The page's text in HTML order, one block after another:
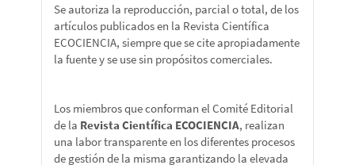
Se autoriza la reproducción, parcial o total, de los
artículos publicados en la Revista Científica
ECOCIENCIA, siempre que se cite apropiadamente
la fuente y se use sin propósitos comerciales.
Los miembros que conforman el Comité Editorial
de la Revista Científica ECOCIENCIA, realizan
una labor transparente en los diferentes procesos
de gestión de la misma garantizando la elevada